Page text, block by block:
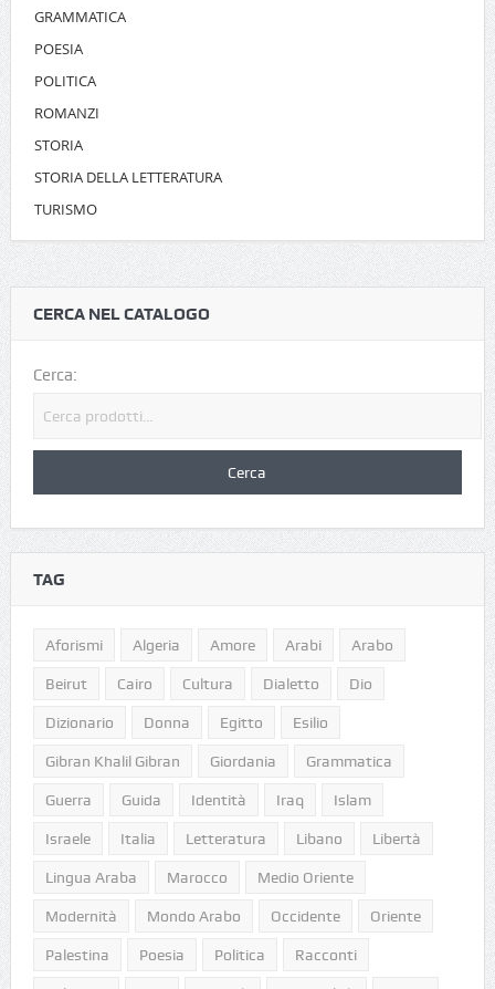
GRAMMATICA
POESIA
POLITICA
ROMANZI
STORIA
STORIA DELLA LETTERATURA
TURISMO
CERCA NEL CATALOGO
Cerca:
TAG
Aforismi Algeria Amore Arabi Arabo
Beirut Cairo Cultura Dialetto Dio
Dizionario Donna Egitto Esilio
Gibran Khalil Gibran Giordania Grammatica
Guerra Guida Identità Iraq Islam
Israele Italia Letteratura Libano Libertà
Lingua Araba Marocco Medio Oriente
Modernità Mondo Arabo Occidente Oriente
Palestina Poesia Politica Racconti